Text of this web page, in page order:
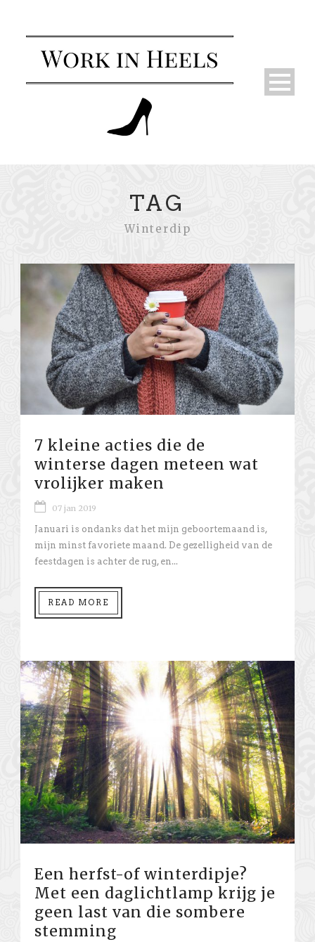
TAG
Winterdip
7 kleine acties die de
winterse dagen meteen wat
vrolijker maken
07 jan 2019
Januari is ondanks dat het mijn geboortemaand is,
mijn minst favoriete maand. De gezelligheid van de
feestdagen is achter de rug, en...
READ MORE
Een herfst-of winterdipje?
Met een daglichtlamp krijg je
geen last van die sombere
stemming